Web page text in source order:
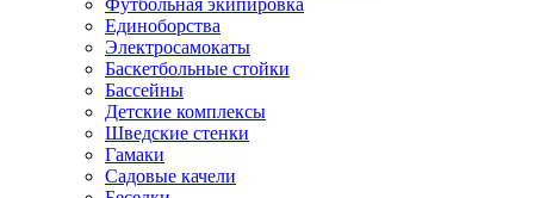
Футбольная экипировка
Единоборства
Электросамокаты
Баскетбольные стойки
Бассейны
Детские комплексы
Шведские стенки
Гамаки
Садовые качели